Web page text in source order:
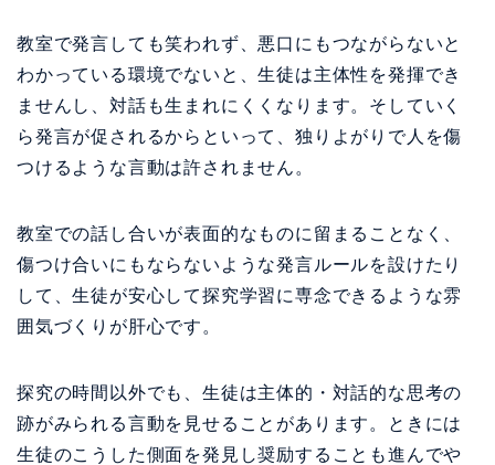
教室で発言しても笑われず、悪口にもつながらないと
わかっている環境でないと、生徒は主体性を発揮でき
ませんし、対話も生まれにくくなります。そしていく
ら発言が促されるからといって、独りよがりで人を傷
つけるような言動は許されません。
教室での話し合いが表面的なものに留まることなく、
傷つけ合いにもならないような発言ルールを設けたり
して、生徒が安心して探究学習に専念できるような雰
囲気づくりが肝心です。
探究の時間以外でも、生徒は主体的・対話的な思考の
跡がみられる言動を見せることがあります。ときには
生徒のこうした側面を発見し奨励することも進んでや